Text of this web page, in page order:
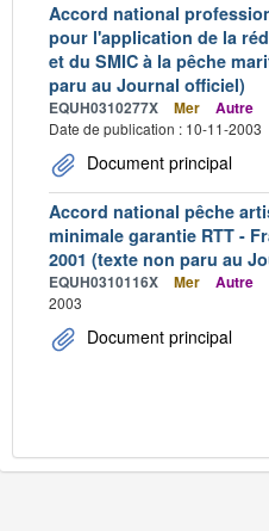
Accord national
pour l'application de la
et du SMIC à la pêche
paru au Journal officiel)
EQUH0310277X Mer Autre
Date de publication : 10-11-2003
Document principal
Accord national pêche
minimale garantie RTT -
2001 (texte non paru au
EQUH0310116X Mer Autre
2003
Document principal